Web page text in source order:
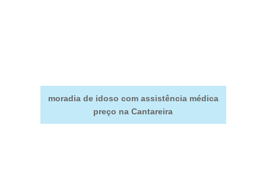
moradia de idoso com assistência médica
preço na Cantareira